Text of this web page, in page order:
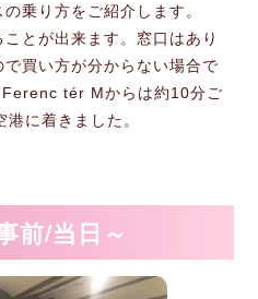
乗り方をご紹介します。
とが出来ます。窓口はあり
買い方が分からない場合で
tér Mからは約10分ご
に着きました。
前/当日～